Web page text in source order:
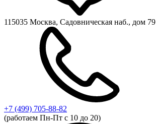
115035 Москва, Садовническая наб., дом 79
+7 (499) 705-88-82
(работаем Пн-Пт с 10 до 20)